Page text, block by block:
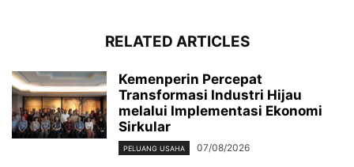
RELATED ARTICLES
Kemenperin Percepat
Transformasi Industri Hijau
melalui Implementasi Ekonomi
Sirkular
PELUANG USAHA 07/08/2026